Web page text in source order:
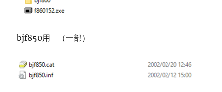
bjf850用 （一部）